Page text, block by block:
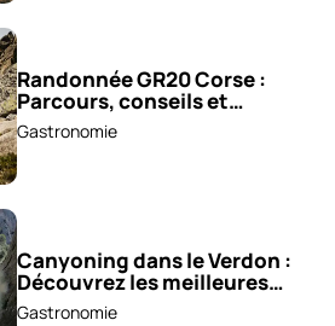
Randonnée GR20 Corse :
Parcours, conseils et
astuces !
Gastronomie
Canyoning dans le Verdon :
Découvrez les meilleures
excursions !
Gastronomie